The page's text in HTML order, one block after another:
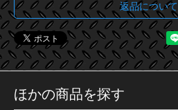
返品について
ほかの商品を探す